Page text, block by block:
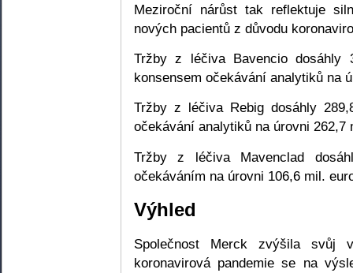
Meziroční nárůst tak reflektuje
nových pacientů z důvodu
Tržby z léčiva Bavencio
konsensem očekávání analytiků na
Tržby z léčiva Rebig dosáhly
očekávání analytiků na úrovni 262,7
Tržby z léčiva Mavenclad
očekáváním na úrovni 106,6 mil.
Výhled
Společnost Merck zvýšila
koronavirová pandemie se na